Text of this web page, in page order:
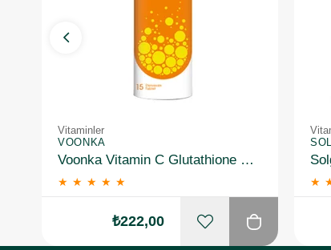
Vitaminler
VOONKA
Voonka Vitamin C Glutathione Complex Efervesan 15 Tablet
★ ★ ★ ★ ★
₺222,00
★